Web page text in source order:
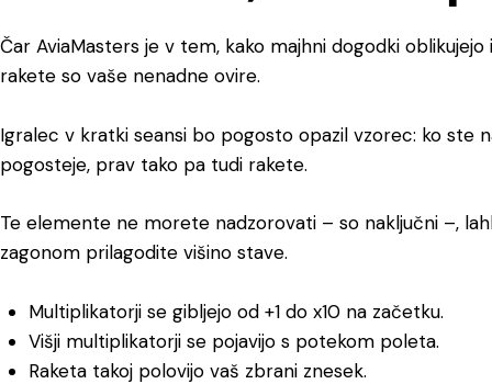
Čar AviaMasters je v tem, kako majhni dogodki
rakete so vaše nenadne ovire.
Igralec v kratki seansi bo pogosto opazil vzorec: ko ste
pogosteje, prav tako pa tudi rakete.
Te elemente ne morete nadzorovati – so naključni –,
zagonom prilagodite višino stave.
Multiplikatorji se gibljejo od +1 do x10 na začetku.
Višji multiplikatorji se pojavijo s potekom poleta.
Raketa takoj polovijo vaš zbrani znesek.